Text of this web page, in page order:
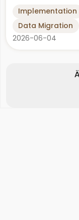
Implementation
Data Migration
2026-06-04